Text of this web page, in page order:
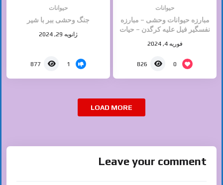
حیوانات
مبارزه حیوانات وحشی – مبارزه
نفسگیر فیل علیه کرگدن – حیات
فوریه 4, 2024
0
826
حیوانات
جنگ وحشی ببر با شیر
ژانویه 29, 2024
1
877
LOAD MORE
Leave your comment